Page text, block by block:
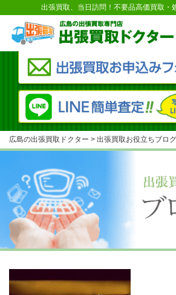
出張買取、当日訪問！不要品高価買取・
広島の出張買取ドクター > 出張買取お役立ちブログ